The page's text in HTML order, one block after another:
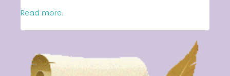
Read more.